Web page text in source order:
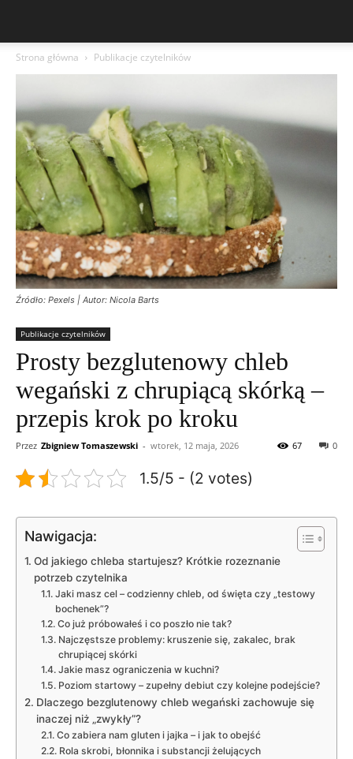
Strona główna Publikacje czytelników
Źródło: Pexels | Autor: Nicola Barts
Publikacje czytelników
Prosty bezglutenowy chleb
wegański z chrupiącą skórką –
przepis krok po kroku
Przez Zbigniew Tomaszewski - wtorek, 12 maja, 2026 0
67
1.5/5 - (2 votes)
Nawigacja:
Od jakiego chleba startujesz? Krótkie rozeznanie
potrzeb czytelnika
Jaki masz cel – codzienny chleb, od święta czy „testowy
bochenek”?
Co już próbowałeś i co poszło nie tak?
Najczęstsze problemy: kruszenie się, zakalec, brak
chrupiącej skórki
Jakie masz ograniczenia w kuchni?
Poziom startowy – zupełny debiut czy kolejne podejście?
Dlaczego bezglutenowy chleb wegański zachowuje się
inaczej niż „zwykły”?
Co zabiera nam gluten i jajka – i jak to obejść
Rola skrobi, błonnika i substancji żelujących